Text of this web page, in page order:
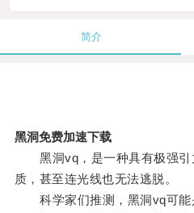
简介
黑洞免费加速下载
黑洞vq，是一种具有极强引
质，甚至连光线也无法逃脱。
科学家们推测，黑洞vq可能